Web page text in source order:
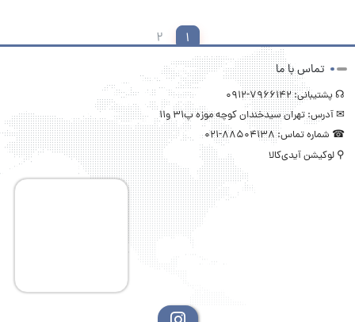
1
2
تماس با ما
☊ پشتیبانی: 7966142-0912
✉ آدرس: تهران سیدخندان کوچه موزه پ31 و11
☎ شماره تماس: 88504138-021
⚲ لوکیشن آیدی‌کالا